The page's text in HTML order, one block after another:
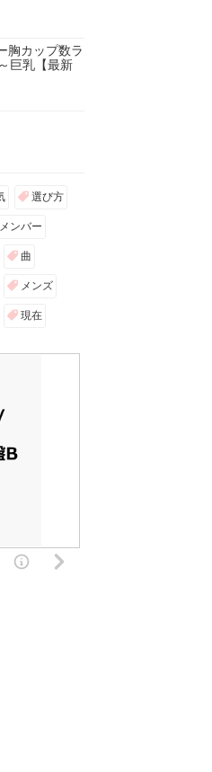
胸カップ数ラ
巨乳【最新
選び方
メンバー
曲
メンズ
現在